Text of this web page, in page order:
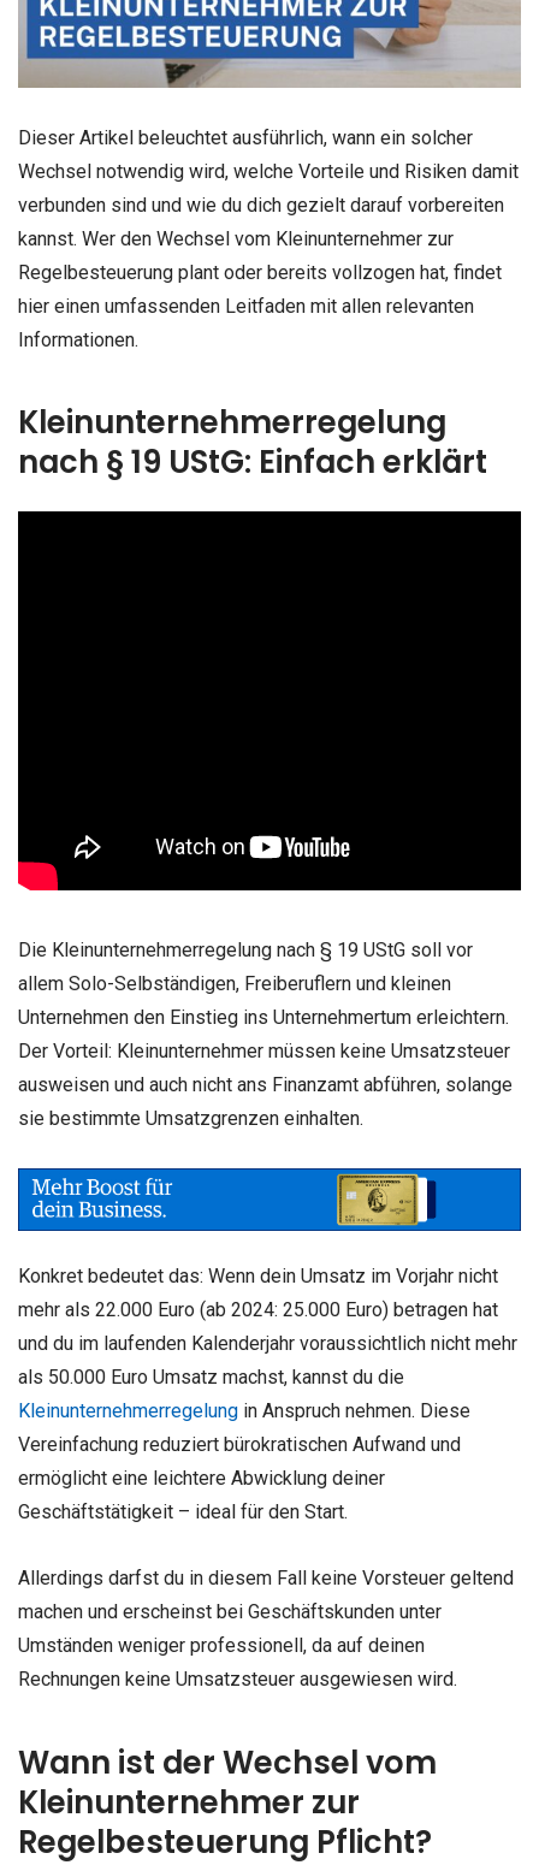
Dieser Artikel beleuchtet ausführlich, wann ein solcher
Wechsel notwendig wird, welche Vorteile und Risiken damit
verbunden sind und wie du dich gezielt darauf vorbereiten
kannst. Wer den Wechsel vom Kleinunternehmer zur
Regelbesteuerung plant oder bereits vollzogen hat, findet
hier einen umfassenden Leitfaden mit allen relevanten
Informationen.
Kleinunternehmerregelung
nach § 19 UStG: Einfach erklärt
Die Kleinunternehmerregelung nach § 19 UStG soll vor
allem Solo-Selbständigen, Freiberuflern und kleinen
Unternehmen den Einstieg ins Unternehmertum erleichtern.
Der Vorteil: Kleinunternehmer müssen keine Umsatzsteuer
ausweisen und auch nicht ans Finanzamt abführen, solange
sie bestimmte Umsatzgrenzen einhalten.
Konkret bedeutet das: Wenn dein Umsatz im Vorjahr nicht
mehr als 22.000 Euro (ab 2024: 25.000 Euro) betragen hat
und du im laufenden Kalenderjahr voraussichtlich nicht mehr
als 50.000 Euro Umsatz machst, kannst du die
Kleinunternehmerregelung in Anspruch nehmen. Diese
Vereinfachung reduziert bürokratischen Aufwand und
ermöglicht eine leichtere Abwicklung deiner
Geschäftstätigkeit – ideal für den Start.
Allerdings darfst du in diesem Fall keine Vorsteuer geltend
machen und erscheinst bei Geschäftskunden unter
Umständen weniger professionell, da auf deinen
Rechnungen keine Umsatzsteuer ausgewiesen wird.
Wann ist der Wechsel vom
Kleinunternehmer zur
Regelbesteuerung Pflicht?